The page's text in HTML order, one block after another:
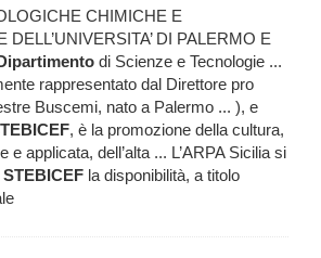
CHIMICHE E
DELL’UNIVERSITA’ DI PALERMO E
di Scienze e Tecnologie ...
rappresentato dal Direttore pro
Buscemi, nato a Palermo ... ), e
, è la promozione della cultura,
e applicata, dell’alta ... L’ARPA Sicilia si
STEBICEF la disponibilità, a titolo